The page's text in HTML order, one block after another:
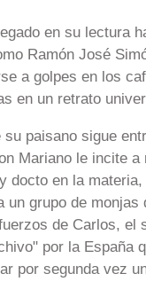
en su lectura
Ramón José
a golpes en los
en un retrato
paisano sigue
Mariano le incite
docto en la
grupo de
de Carlos, el
por la España
por segunda vez